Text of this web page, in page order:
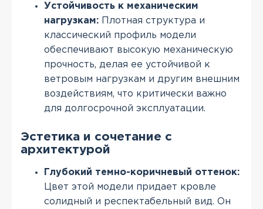
Устойчивость к механическим
нагрузкам: Плотная структура и
классический профиль модели
обеспечивают высокую механическую
прочность, делая ее устойчивой к
ветровым нагрузкам и другим внешним
воздействиям, что критически важно
для долгосрочной эксплуатации.
Эстетика и сочетание с
архитектурой
Глубокий темно-коричневый оттенок:
Цвет этой модели придает кровле
солидный и респектабельный вид. Он